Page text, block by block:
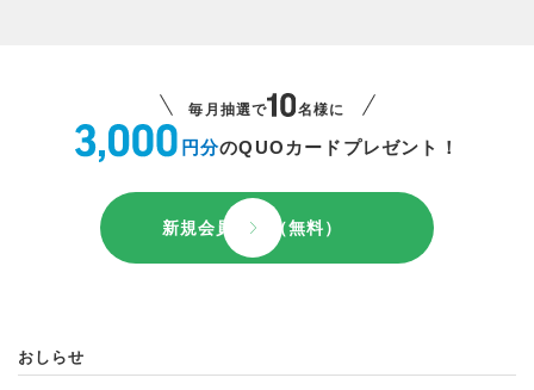
毎月抽選で 名様に
円分のQUOカードプレゼント！
新規会員登録（無料）
おしらせ